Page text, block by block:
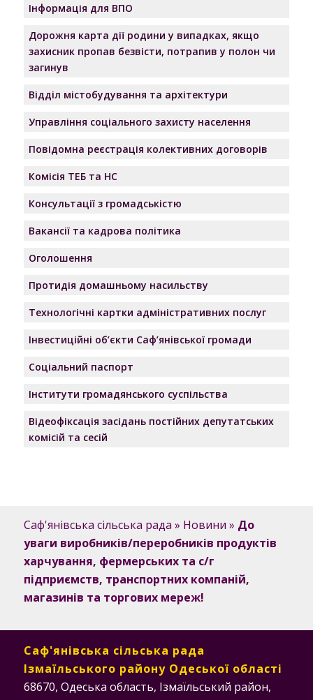
Інформація для ВПО
Дорожня карта дії родини у випадках, якщо
захисник пропав безвісти, потрапив у полон чи
загинув
Відділ містобудування та архітектури
Управління соціального захисту населення
Повідомна реєстрація колективних договорів
Комісія ТЕБ та НС
Консультації з громадськістю
Вакансії та кадрова політика
Оголошення
Протидія домашньому насильству
Технологічні картки адміністративних послуг
Інвестиційні об’єкти Саф’янівської громади
Соціальний паспорт
Інститути громадянського суспільства
Відеофіксація засідань постійних депутатських
комісій та сесій
Саф'янівська сільська рада » Новини » До
уваги виробників/переробників продуктів
харчування, фермерських та с/г
підприємств, транспортних компаній,
магазинів та торгових мереж!
Саф'янівська сільська рада
Ізмаїльського району Одеської області
68670, Одеська область, Ізмаїльський район,